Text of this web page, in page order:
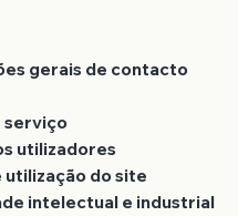
gerais de contacto
serviço
utilizadores
utilização do site
intelectual e industrial